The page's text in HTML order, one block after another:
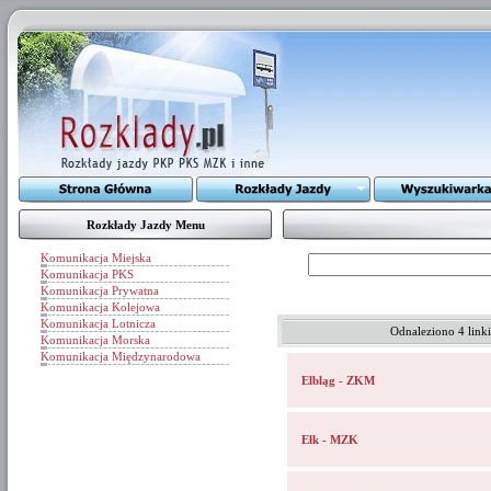
Rozkłady Jazdy Menu
Komunikacja Miejska
Komunikacja PKS
Komunikacja Prywatna
Komunikacja Kolejowa
Komunikacja Lotnicza
Komunikacja Morska
Komunikacja Międzynarodowa
Odnaleziono 4
Elbląg - ZKM
Ełk - MZK